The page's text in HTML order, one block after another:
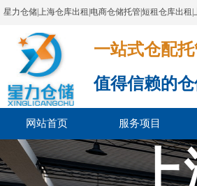
星力仓储|上海仓库出租|电商仓储托管|短租仓库出
一站式仓配
值得信赖的
网站首页 服务项目
上